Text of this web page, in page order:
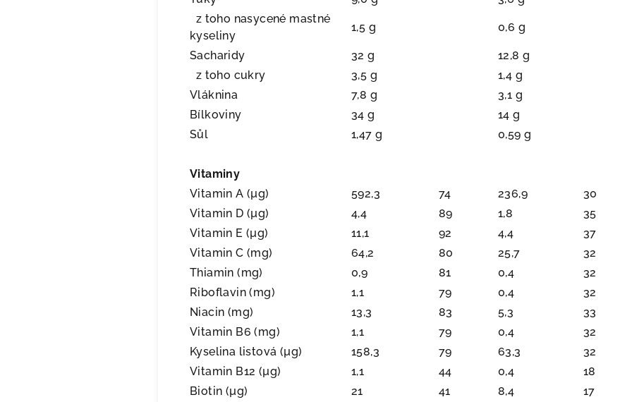
z toho nasycené mastné
kyseliny
1,5 g 0,6 g
Sacharidy 32 g
12,8 g
z toho cukry
3,5 g
1,4 g
Vláknina
7,8 g
3,1 g
Bílkoviny
34 g
14 g
Sůl
1,47 g 0,59 g
Vitaminy
Vitamin A (µg)
592,3 74 236,9
30
Vitamin D (µg)
4,4 89 1,8
35
Vitamin E (µg)
11,1 92 4,4
37
Vitamin C (mg)
64,2 80 25,7
32
Thiamin (mg)
0,9 81 0,4
32
Riboflavin (mg)
1,1 79 0,4
32
Niacin (mg)
13,3 83 5,3
33
Vitamin B6 (mg)
1,1 79 0,4
32
Kyselina listová (µg)
158,3 79 63,3
32
Vitamin B12 (µg)
1,1 44 0,4
18
Biotin (µg)
21 41 8,4 17